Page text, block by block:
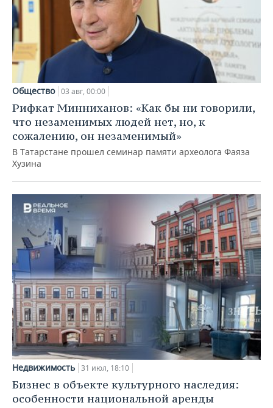
Общество 03 авг, 00:00
Рифкат Минниханов: «Как бы ни говорили,
что незаменимых людей нет, но, к
сожалению, он незаменимый»
В Татарстане прошел семинар памяти археолога Фаяза
Хузина
Недвижимость 31 июл, 18:10
Бизнес в объекте культурного наследия:
особенности национальной аренды